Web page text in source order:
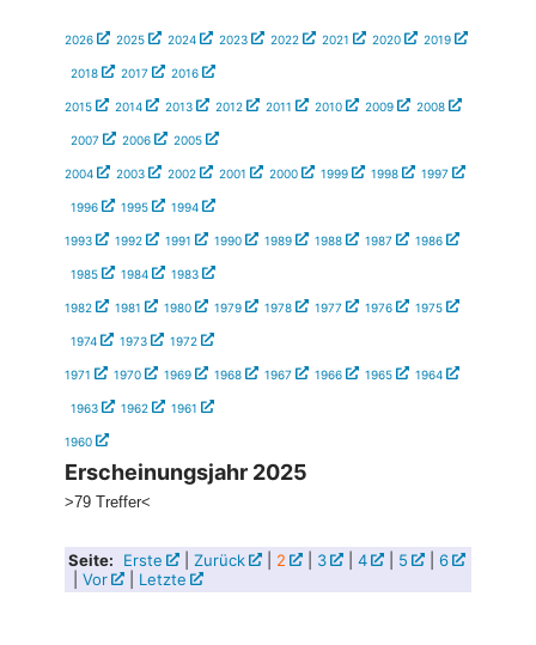
2026 2025 2024 2023 2022 2021 2020 2019
2018 2017 2016
2015 2014 2013 2012 2011 2010 2009 2008
2007 2006 2005
2004 2003 2002 2001 2000 1999 1998 1997
1996 1995 1994
1993 1992 1991 1990 1989 1988 1987 1986
1985 1984 1983
1982 1981 1980 1979 1978 1977 1976 1975
1974 1973 1972
1971 1970 1969 1968 1967 1966 1965 1964
1963 1962 1961
1960
Erscheinungsjahr 2025
>79 Treffer<
Seite: Erste Zurück 2 3 4 5
6
Vor Letzte